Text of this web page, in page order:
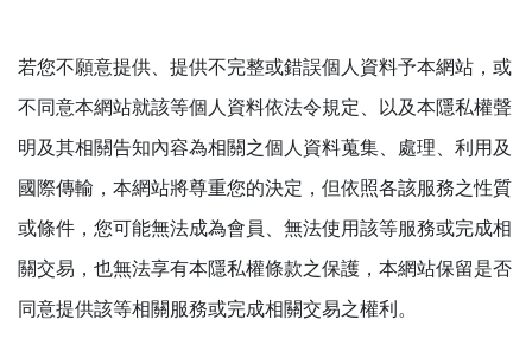
若您不願意提供、提供不完整或錯誤個人資料予本網站，或
不同意本網站就該等個人資料依法令規定、以及本隱私權聲
明及其相關告知內容為相關之個人資料蒐集、處理、利用及
國際傳輸，本網站將尊重您的決定，但依照各該服務之性質
或條件，您可能無法成為會員、無法使用該等服務或完成相
關交易，也無法享有本隱私權條款之保護，本網站保留是否
同意提供該等相關服務或完成相關交易之權利。